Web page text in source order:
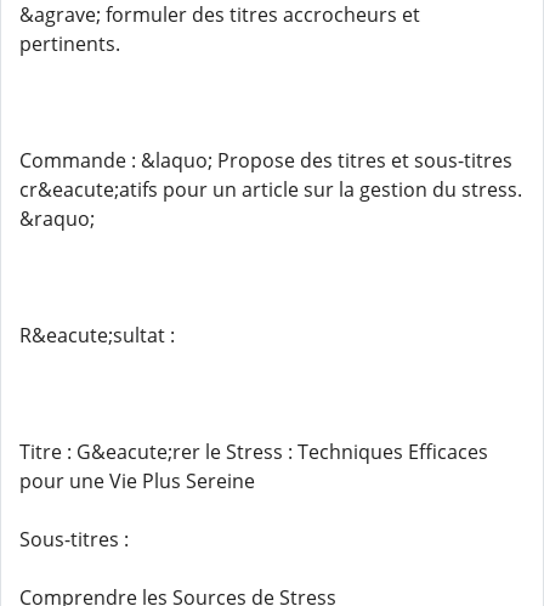
&agrave; formuler des titres accrocheurs et
pertinents.
Commande : &laquo; Propose des titres et sous-titres
cr&eacute;atifs pour un article sur la gestion du stress.
&raquo;
R&eacute;sultat :
Titre : G&eacute;rer le Stress : Techniques Efficaces
pour une Vie Plus Sereine
Sous-titres :
Comprendre les Sources de Stress